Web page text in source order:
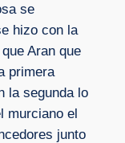
se
hizo con la
Aran que
primera
la segunda lo
murciano el
junto